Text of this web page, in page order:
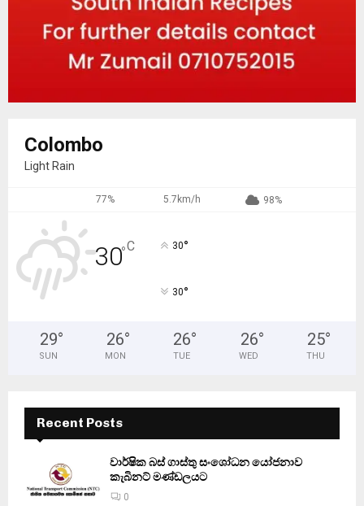
Colombo
Light Rain
77% 5.7km/h 98%
30°C 30°
30°
29°
SUN
26°
MON
26°
TUE
26°
WED
25°
THU
Recent Posts
වාර්ෂික බස් ගාස්තු සංශෝධන යෝජනාව
කැබිනට් මණ්ඩලයට
0